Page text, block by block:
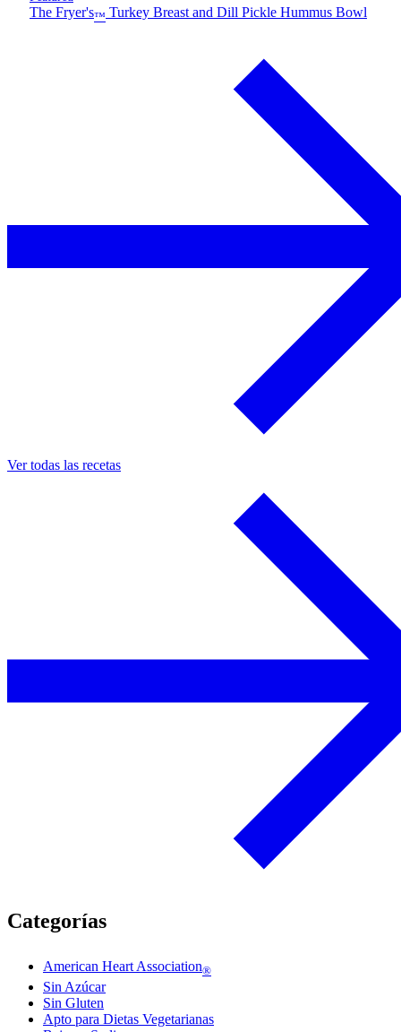
The Fryer's™ Turkey Breast and Dill Pickle Hummus Bowl
Ver todas las recetas
Categorías
American Heart Association®
Sin Azúcar
Sin Gluten
Apto para Dietas Vegetarianas